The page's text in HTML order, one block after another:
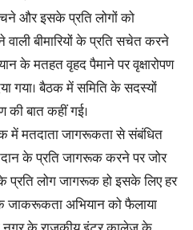
और इसके प्रति लोगों को
बीमारियों के प्रति सचेत करने
के मतहत वृहद पैमाने पर वृक्षारोपण
गया। बैठक में समिति के सदस्यों
की बात कहीं गई।
में मतदाता जागरूकता से संबंधित
के प्रति जागरूक करने पर जोर
प्रति लोग जागरूक हो इसके लिए हर
अभियान को फैलाया